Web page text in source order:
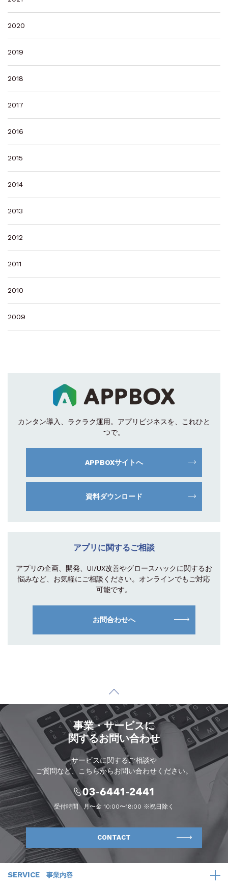
2020
2019
2018
2017
2016
2015
2014
2013
2012
2011
2010
2009
カンタン導入、ラクラク運用。 アプリビジネスを、これひと
つで。
APPBOXサイトへ
資料ダウンロード
アプリに関するご相談
アプリの企画、開発、UI/UX改善やグロースハックに関するお
悩みなど、お気軽にご相談 ください。オンラインでもご対応
可能です。
お問合わせへ
事業・サービスに
関するお問い合わせ
サービスに関するご相談や
ご質問など、こちらからお問い合わせください。
受付時間 月〜金 10:00〜18:00 ※祝日除く
CONTACT
SERVICE 事業内容